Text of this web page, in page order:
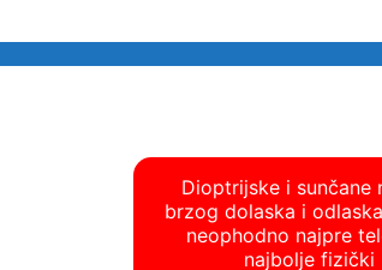
Dioptrijske i sunčane
brzog dolaska i
neophodno najpre
najbolje fizički